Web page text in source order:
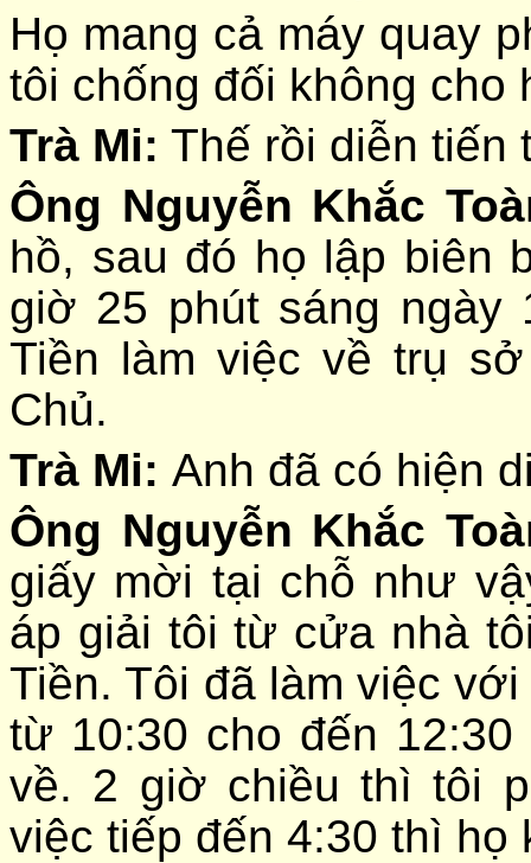
Họ mang cả máy quay
tôi chống đối không cho
Trà Mi: Thế rồi diễn tiến
Ông Nguyễn Khắc
hồ, sau đó họ lập biên
giờ 25 phút sáng ngày
Tiền làm việc về trụ
Chủ.
Trà Mi: Anh đã có hiện
Ông Nguyễn Khắc
giấy mời tại chỗ như
áp giải tôi từ cửa nhà
Tiền. Tôi đã làm việc
từ 10:30 cho đến
về. 2 giờ chiều thì tôi
việc tiếp đến 4:30 thì họ